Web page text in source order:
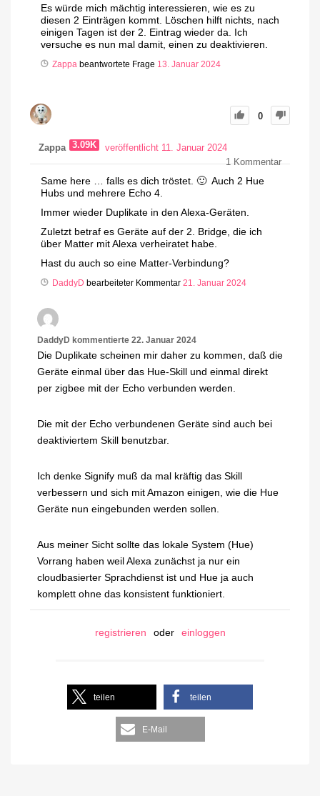
Es würde mich mächtig interessieren, wie es zu
diesen 2 Einträgen kommt. Löschen hilft nichts, nach
einigen Tagen ist der 2. Eintrag wieder da. Ich
versuche es nun mal damit, einen zu deaktivieren.
Zappa beantwortete Frage 13. Januar 2024
0
Zappa 3.09K
veröffentlicht 11. Januar 2024
1Kommentar
Same here … falls es dich tröstet. 🙂 Auch 2 Hue
Hubs und mehrere Echo 4.
Immer wieder Duplikate in den Alexa-Geräten.
Zuletzt betraf es Geräte auf der 2. Bridge, die ich
über Matter mit Alexa verheiratet habe.
Hast du auch so eine Matter-Verbindung?
DaddyD bearbeiteter Kommentar 21. Januar 2024
DaddyD kommentierte 22. Januar 2024
Die Duplikate scheinen mir daher zu kommen, daß die
Geräte einmal über das Hue-Skill und einmal direkt
per zigbee mit der Echo verbunden werden.
Die mit der Echo verbundenen Geräte sind auch bei
deaktiviertem Skill benutzbar.
Ich denke Signify muß da mal kräftig das Skill
verbessern und sich mit Amazon einigen, wie die Hue
Geräte nun eingebunden werden sollen.
Aus meiner Sicht sollte das lokale System (Hue)
Vorrang haben weil Alexa zunächst ja nur ein
cloudbasierter Sprachdienst ist und Hue ja auch
komplett ohne das konsistent funktioniert.
registrieren oder einloggen
teilen teilen
E-Mail